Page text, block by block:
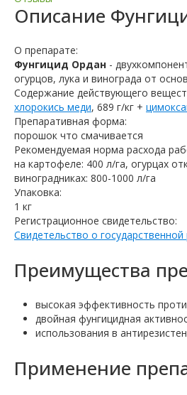
Описание
О препарате:
Фунгицид Ордан -
огурцов, лука и винограда от
Содержание действующего
хлорокись меди, 689 г/кг +
Препаративная форма:
порошок что смачивается
Рекомендуемая норма расхода
на картофеле: 400 л/га, огурцах
виноградниках: 800-1000 л/га
Упаковка:
1 кг
Регистрационное свидетельство:
Свидетельство о государственной
Преимущества
высокая эффективность
двойная фунгицидная
использования в
Применение